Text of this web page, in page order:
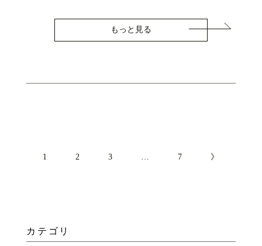
もっと見る
1 2 3 7 》
カテゴリ